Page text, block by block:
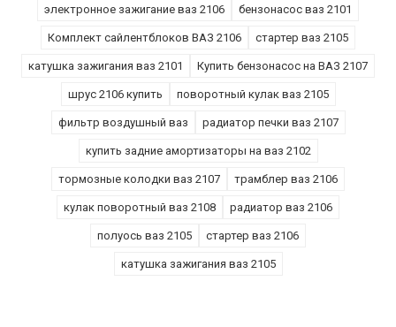
электронное зажигание ваз 2106 бензонасос ваз 2101
Комплект сайлентблоков ВАЗ 2106 стартер ваз 2105
катушка зажигания ваз 2101 Купить бензонасос на ВАЗ 2107
шрус 2106 купить поворотный кулак ваз 2105
фильтр воздушный ваз радиатор печки ваз 2107
купить задние амортизаторы на ваз 2102
тормозные колодки ваз 2107 трамблер ваз 2106
кулак поворотный ваз 2108 радиатор ваз 2106
полуось ваз 2105 стартер ваз 2106
катушка зажигания ваз 2105